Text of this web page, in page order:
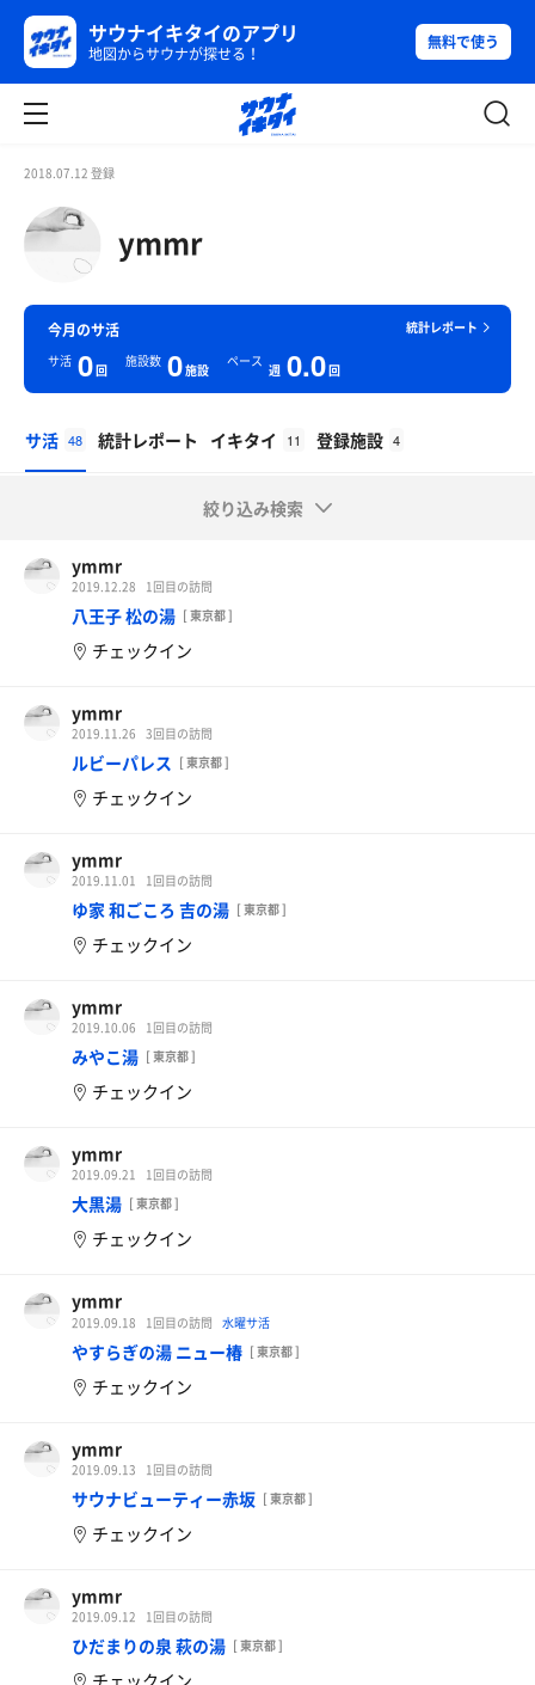
サウナイキタイのアプリ
地図からサウナが探せる！
無料で使う
2018.07.12 登録
ymmr
統計レポート
今月のサ活
サ活 0回
施設数 0施設
ペース
週 0.0回
サ活 48 統計レポート イキタイ 11 登録施設 4
絞り込み検索
ymmr
2019.12.28 1回目の訪問
八王子 松の湯 [ 東京都 ]
チェックイン
ymmr
2019.11.26 3回目の訪問
ルビーパレス [ 東京都 ]
チェックイン
ymmr
2019.11.01 1回目の訪問
ゆ家 和ごころ 吉の湯 [ 東京都 ]
チェックイン
ymmr
2019.10.06 1回目の訪問
みやこ湯 [ 東京都 ]
チェックイン
ymmr
2019.09.21 1回目の訪問
大黒湯 [ 東京都 ]
チェックイン
ymmr
2019.09.18 1回目の訪問 水曜サ活
やすらぎの湯 ニュー椿 [ 東京都 ]
チェックイン
ymmr
2019.09.13 1回目の訪問
サウナビューティー赤坂 [ 東京都 ]
チェックイン
ymmr
2019.09.12 1回目の訪問
ひだまりの泉 萩の湯 [ 東京都 ]
チェックイン